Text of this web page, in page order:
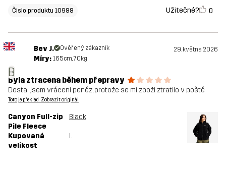
Čislo produktu 10988 Užitečné? 0
B
Bev J. Ověřený zákazník 29. května 2026
Míry: 165cm, 70kg
Byla ztracena během přepravy
Dostal jsem vrácení peněz, protože se mi zboží ztratilo v poště
Toto je překlad. Zobrazit originál
Canyon Full-zip
Pile Fleece
Black
Kupovaná
velikost
L